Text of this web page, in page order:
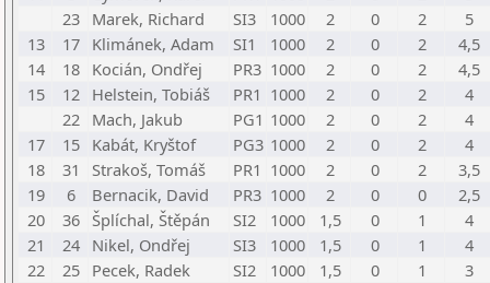
23
Marek, Richard SI3 1000 2 0 2
5
13
17 Klimánek, Adam SI1 1000 2 0 2
4,5
14
18 Kocián, Ondřej PR3 1000 2 0 2
4,5
15
12 Helstein, Tobiáš PR1 1000 2 0 2
4
22
Mach, Jakub PG1 1000 2 0 2
4
17
15 Kabát, Kryštof PG3 1000 2 0 2
4
18
31 Strakoš, Tomáš PR1 1000 2 0 2
3,5
19
6 Bernacik, David PR3 1000 2 0 0
2,5
20
36 Šplíchal, Štěpán SI2 1000 1,5 0 1
4
21
24 Nikel, Ondřej SI3 1000 1,5 0 1
4
22
25 Pecek, Radek SI2 1000 1,5 0 1
3